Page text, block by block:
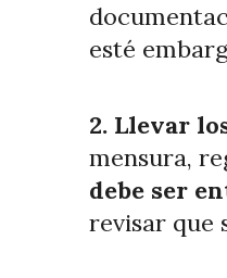
esté
2. Llevar
mensura,
debe ser
revisar que